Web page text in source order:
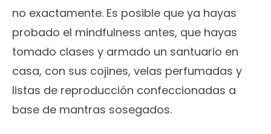
no exactamente. Es posible que ya hayas
probado el mindfulness antes, que hayas
tomado clases y armado un santuario en
casa, con sus cojines, velas perfumadas y
listas de reproducción confeccionadas a
base de mantras sosegados.